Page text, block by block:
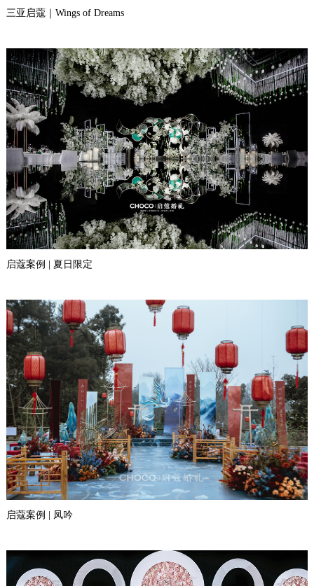
三亚启蔻｜Wings of Dreams
启蔻案例 | 夏日限定
启蔻案例 | 凤吟